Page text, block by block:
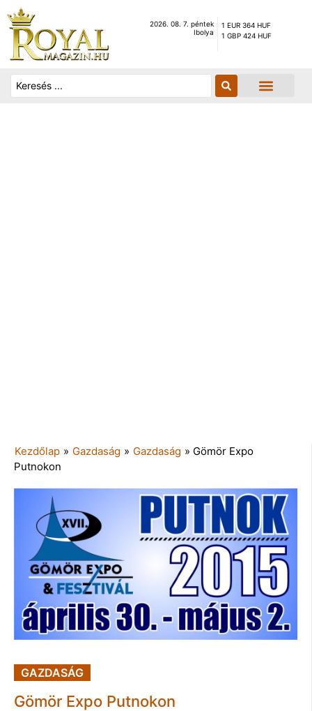
2026. 08. 7. péntek
Ibolya
1 EUR 364 HUF
1 GBP 424 HUF
Kezdőlap » Gazdaság » Gazdaság » Gömör Expo
Putnokon
GAZDASÁG
Gömör Expo Putnokon